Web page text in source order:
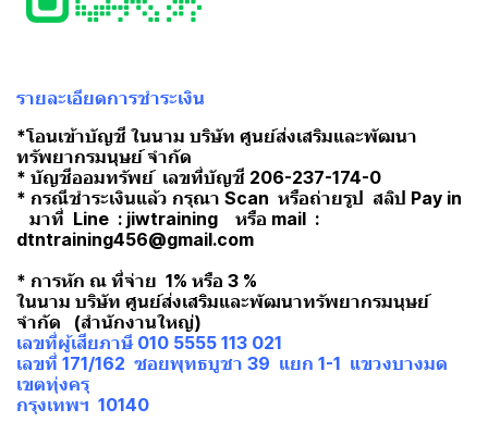
รายละเอียดการชำระเงิน
*โอนเข้าบัญชี ในนาม บริษัท ศูนย์ส่งเสริมและพัฒนา
ทรัพยากรมนุษย์ จำกัด
* บัญชีออมทรัพย์ เลขที่บัญชี 206-237-174-0
* กรณีชำระเงินแล้ว กรุณา Scan หรือถ่ายรูป สลิป Pay in
มาที่ Line : jiwtraining หรือ mail :
dtntraining456@gmail.com
* การหัก ณ ที่จ่าย 1% หรือ 3 %
ในนาม บริษัท ศูนย์ส่งเสริมและพัฒนาทรัพยากรมนุษย์
จำกัด (สำนักงานใหญ่)
เลขที่ผู้เสียภาษี 010 5555 113 021
เลขที่ 171/162 ซอยพุทธบูชา 39 แยก 1-1 แขวงบางมด
เขตทุ่งครุ
กรุงเทพฯ 10140